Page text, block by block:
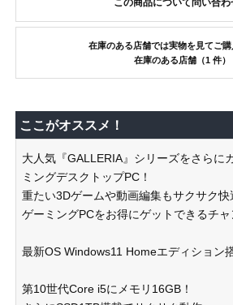
この商品について問い合わ
在庫のある店舗では実物を見てご
在庫のある店舗（1 件）
ここがオススメ！
大人気『GALLERIA』シリーズをさらに
ミングデスクトップPC！
重たい3Dゲームや動画編集もサクサク快
ゲーミングPCをお得にゲットできるチャ
最新OS Windows11 Homeエディション
第10世代Core i5にメモリ16GB！